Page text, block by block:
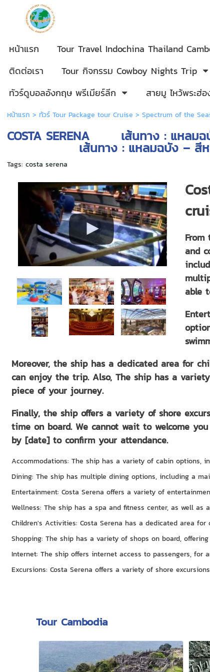
หน้าแรก Tour Travel Indochina Thailand
ติดต่อเรา
Tour กิจกรรม Cowboy Nights Trip
ทัวร์ดูบอลอังกฤษ พรีเมียร์ลีก
สายมู ไหว้พระฮ่
หน้าแรก > ทัวร์ Tour Package tour Cruise > Spectrum of the
COSTA SERENA เส้น
เส้นทาง : แหลมฉบัง – สีหนุวิลล์
Tags: costa serena
and
able
Moreover, the ship has a dedicated area for
can enjoy the trip. Also, The ship has a
piece of your journey.
Finally, the ship offers a variety of shore
time on board. We cannot wait to welcome
by [date] to confirm your attendance.
Accommodations: The ship has a variety of cabin options,
Dining: The ship has multiple dining options, including a
Entertainment: Costa Serena offers a variety of
Wellness: The ship has a spa and fitness center, as well as
Children's Activities: Costa Serena has a dedicated area
Shopping: The ship has a variety of shops on board,
Internet: The ship offers internet access to passengers, for
Excursions: Costa Serena offers a variety of shore
Tour Cambodia